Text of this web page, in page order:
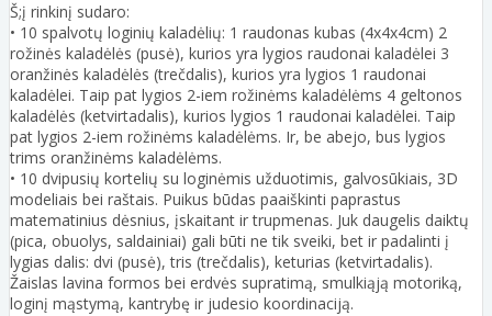
Š;į rinkinį sudaro:
• 10 spalvotų loginių kaladėlių: 1 raudonas kubas (4x4x4cm) 2
rožinės kaladėlės (pusė), kurios yra lygios raudonai kaladėlei 3
oranžinės kaladėlės (trečdalis), kurios yra lygios 1 raudonai
kaladėlei. Taip pat lygios 2-iem rožinėms kaladėlėms 4 geltonos
kaladėlės (ketvirtadalis), kurios lygios 1 raudonai kaladėlei. Taip
pat lygios 2-iem rožinėms kaladėlėms. Ir, be abejo, bus lygios
trims oranžinėms kaladėlėms.
• 10 dvipusių kortelių su loginėmis užduotimis, galvosūkiais, 3D
modeliais bei raštais. Puikus būdas paaiškinti paprastus
matematinius dėsnius, įskaitant ir trupmenas. Juk daugelis daiktų
(pica, obuolys, saldainiai) gali būti ne tik sveiki, bet ir padalinti į
lygias dalis: dvi (pusė), tris (trečdalis), keturias (ketvirtadalis).
Žaislas lavina formos bei erdvės supratimą, smulkiąją motoriką,
loginį mąstymą, kantrybę ir judesio koordinaciją.